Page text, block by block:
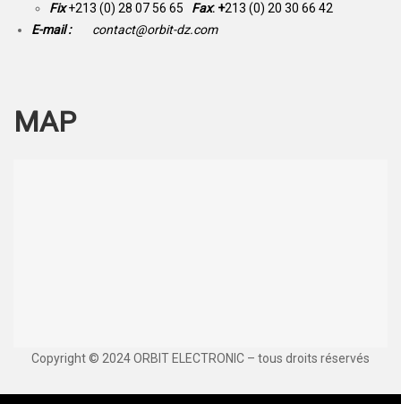
Fix +213 (0) 28 07 56 65 Fax: +213 (0) 20 30 66 42
E-mail :
contact@orbit-dz.com
MAP
Copyright © 2024 ORBIT ELECTRONIC – tous droits réservés